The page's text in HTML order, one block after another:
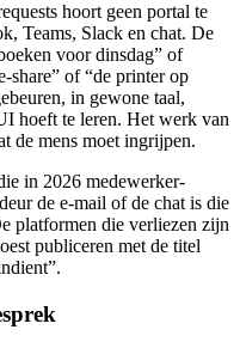
hoort geen portal te
Teams, Slack en chat. De
voor dinsdag” of
share” of “de printer op
in gewone taal,
hoeft te leren. Het werk van
de mens moet ingrijpen.
in 2026 medewerker-
de e-mail of de chat is die
platformen die verliezen zijn
publiceren met de titel